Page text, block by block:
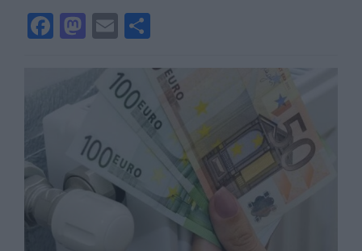
F
c
e
o
M
st
o
d
o
n
E
ai
l
ρ
α
σ
ίτ
ε